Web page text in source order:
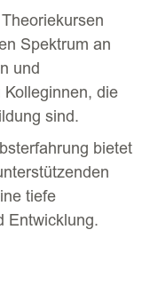
Spektrum an
und
die
sind.
bietet
tiefe
Entwicklung.